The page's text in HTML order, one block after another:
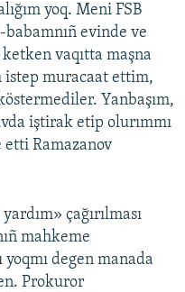
yoq. Meni FSB
evinde ve
vaqıtta maşna
istep muracaat ettim,
Yanbaşım,
iştirak etip olurımmı
etti Ramazanov
çağırılması
mahkeme
degen manada
Prokuror